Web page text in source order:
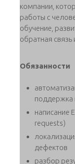
компании,
работы с
обучение,
обратная связь
Обязанности
поддержка
написание
requests)
дефектов
разбор